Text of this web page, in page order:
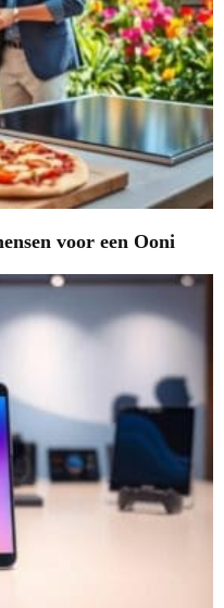
voor een Ooni